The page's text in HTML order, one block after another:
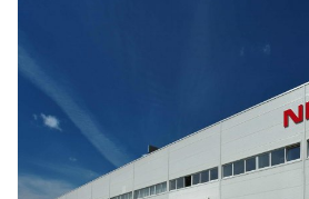
Смотреть проект